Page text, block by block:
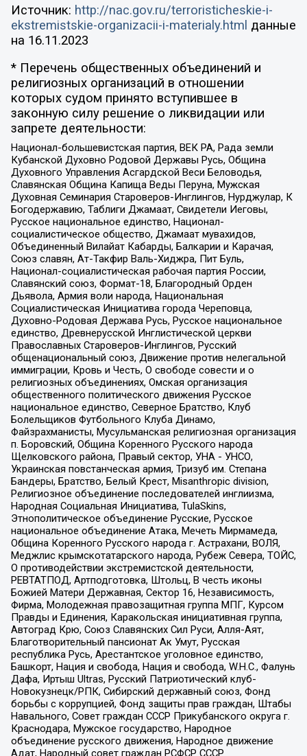
Источник: http://nac.gov.ru/terroristicheskie-i-
ekstremistskie-organizacii-i-materialy.html данные
на 16.11.2023
* Перечень общественных объединений и
религиозных организаций в отношении
которых судом принято вступившее в
законную силу решение о ликвидации или
запрете деятельности:
Национал-большевистская партия, ВЕК РА, Рада земли
Кубанской Духовно Родовой Державы Русь, Община
Духовного Управления Асгардской Веси Беловодья,
Славянская Община Капища Веды Перуна, Мужская
Духовная Семинария Староверов-Инглингов, Нурджулар, К
Богодержавию, Таблиги Джамаат, Свидетели Иеговы,
Русское национальное единство, Национал-
социалистическое общество, Джамаат мувахидов,
Объединенный Вилайат Кабарды, Балкарии и Карачая,
Союз славян, Ат-Такфир Валь-Хиджра, Пит Буль,
Национал-социалистическая рабочая партия России,
Славянский союз, Формат-18, Благородный Орден
Дьявола, Армия воли народа, Национальная
Социалистическая Инициатива города Череповца,
Духовно-Родовая Держава Русь, Русское национальное
единство, Древнерусской Инглистической церкви
Православных Староверов-Инглингов, Русский
общенациональный союз, Движение против нелегальной
иммиграции, Кровь и Честь, О свободе совести и о
религиозных объединениях, Омская организация
общественного политического движения Русское
национальное единство, Северное Братство, Клуб
Болельщиков Футбольного Клуба Динамо,
Файзрахманисты, Мусульманская религиозная организация
п. Боровский, Община Коренного Русского народа
Щелковского района, Правый сектор, УНА - УНСО,
Украинская повстанческая армия, Тризуб им. Степана
Бандеры, Братство, Белый Крест, Misanthropic division,
Религиозное объединение последователей инглиизма,
Народная Социальная Инициатива, TulaSkins,
Этнополитическое объединение Русские, Русское
национальное объединение Атака, Мечеть Мирмамеда,
Община Коренного Русского народа г. Астрахани, ВОЛЯ,
Меджлис крымскотатарского народа, Рубеж Севера, ТОЙС,
О противодействии экстремистской деятельности,
РЕВТАТПОД, Артподготовка, Штольц, В честь иконы
Божией Матери Державная, Сектор 16, Независимость,
Фирма, Молодежная правозащитная группа МПГ, Курсом
Правды и Единения, Каракольская инициативная группа,
Автоград Крю, Союз Славянских Сил Руси, Алля-Аят,
Благотворительный пансионат Ак Умут, Русская
республика Русь, Арестантское уголовное единство,
Башкорт, Нация и свобода, Нация и свобода, W.H.С., Фалунь
Дафа, Иртыш Ultras, Русский Патриотический клуб-
Новокузнецк/РПК, Сибирский державный союз, Фонд
борьбы с коррупцией, Фонд защиты прав граждан, Штабы
Навального, Совет граждан СССР Прикубанского округа г.
Краснодара, Мужское государство, Народное
объединение русского движения, Народное движение
Адат, Народный совет граждан РСФСР СССР